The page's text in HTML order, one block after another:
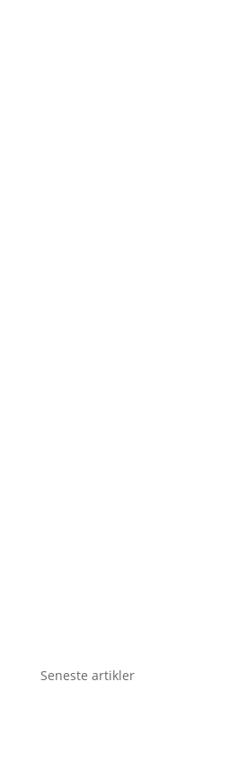
Seneste artikler